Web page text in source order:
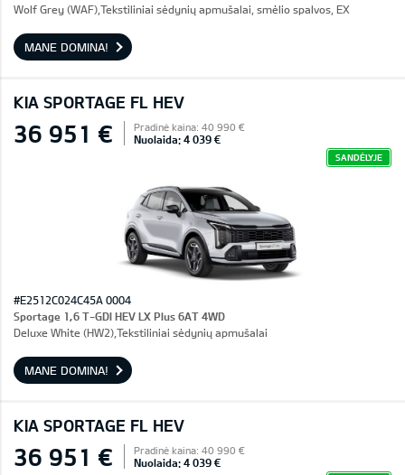
Wolf Grey (WAF),Tekstiliniai sėdynių apmušalai, smėlio spalvos, EX
MANE DOMINA!
KIA SPORTAGE FL HEV
36 951 € Pradinė kaina: 40 990 €
Nuolaida: 4 039 €
SANDĖLYJE
#E2512C024C45A 0004
Sportage 1,6 T-GDI HEV LX Plus 6AT 4WD
Deluxe White (HW2),Tekstiliniai sėdynių apmušalai
MANE DOMINA!
KIA SPORTAGE FL HEV
36 951 € Pradinė kaina: 40 990 €
Nuolaida: 4 039 €